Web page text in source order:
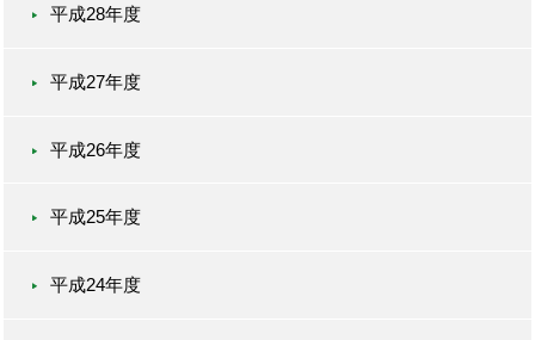
平成28年度
平成27年度
平成26年度
平成25年度
平成24年度